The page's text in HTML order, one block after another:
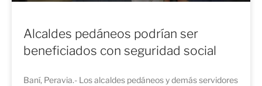
Alcaldes pedáneos podrían ser
beneficiados con seguridad social
Baní, Peravia.- Los alcaldes pedáneos y demás servidores